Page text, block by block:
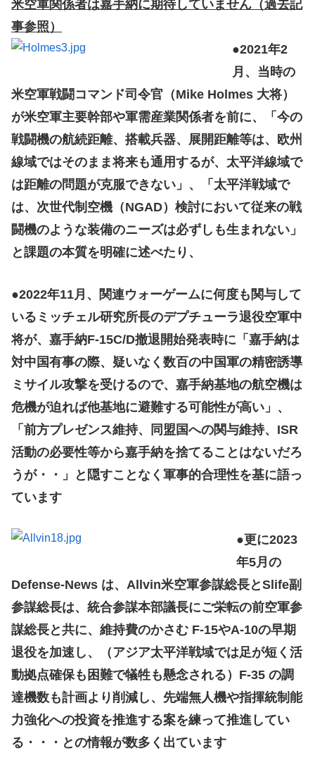
米空軍関係者は嘉手納に期待していません（過去記
事参照）
●2021年2
月、当時の
米空軍戦闘コマンド司令官（Mike Holmes 大将）
が米空軍主要幹部や軍需産業関係者を前に、「今の
戦闘機の航続距離、搭載兵器、展開距離等は、欧州
線域ではそのまま将来も通用するが、太平洋線域で
は距離の問題が克服できない」、「太平洋戦域で
は、次世代制空機（NGAD）検討において従来の戦
闘機のような装備のニーズは必ずしも生まれない」
と課題の本質を明確に述べたり、
●2022年11月、関連ウォーゲームに何度も関与して
いるミッチェル研究所長のデプチューラ退役空軍中
将が、嘉手納F-15C/D撤退開始発表時に「嘉手納は
対中国有事の際、疑いなく数百の中国軍の精密誘導
ミサイル攻撃を受けるので、嘉手納基地の航空機は
危機が迫れば他基地に避難する可能性が高い」、
「前方プレゼンス維持、同盟国への関与維持、ISR
活動の必要性等から嘉手納を捨てることはないだろ
うが・・」と隠すことなく軍事的合理性を基に語っ
ています
●更に2023
年5月の
Defense-News は、Allvin米空軍参謀総長とSlife副
参謀総長は、統合参謀本部議長にご栄転の前空軍参
謀総長と共に、維持費のかさむ F-15やA-10の早期
退役を加速し、（アジア太平洋戦域では足が短く活
動拠点確保も困難で犠牲も懸念される）F-35 の調
達機数も計画より削減し、先端無人機や指揮統制能
力強化への投資を推進する案を練って推進してい
る・・・との情報が数多く出ています